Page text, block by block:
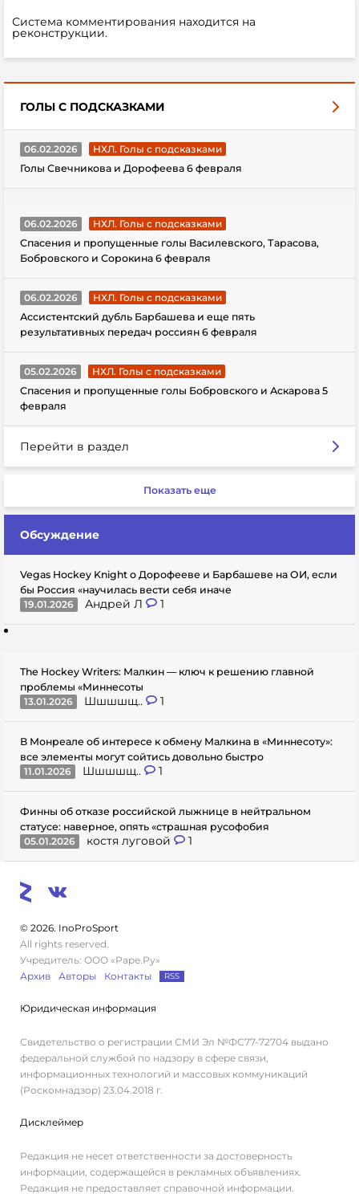
Система комментирования находится на
реконструкции.
ГОЛЫ С ПОДСКАЗКАМИ
06.02.2026
НХЛ. Голы с подсказками
Голы Свечникова и Дорофеева 6 февраля
06.02.2026
НХЛ. Голы с подсказками
Спасения и пропущенные голы Василевского, Тарасова,
Бобровского и Сорокина 6 февраля
06.02.2026
НХЛ. Голы с подсказками
Ассистентский дубль Барбашева и еще пять
результативных передач россиян 6 февраля
05.02.2026
НХЛ. Голы с подсказками
Спасения и пропущенные голы Бобровского и Аскарова 5
февраля
Перейти в раздел
Показать еще
Обсуждение
Vegas Hockey Knight о Дорофееве и Барбашеве на ОИ, если
бы Россия «научилась вести себя иначе
19.01.2026
Андрей Л 1
The Hockey Writers: Малкин — ключ к решению главной
проблемы «Миннесоты
13.01.2026
Шшшшщ.. 1
В Монреале об интересе к обмену Малкина в «Миннесоту»:
все элементы могут сойтись довольно быстро
11.01.2026
Шшшшщ.. 1
Финны об отказе российской лыжнице в нейтральном
статусе: наверное, опять «страшная русофобия
05.01.2026
костя луговой 1
© 2026. InoProSport
All rights reserved.
Учредитель: ООО «Раре.Ру»
Архив
Авторы Контакты RSS
Юридическая информация
Свидетельство о регистрации СМИ Эл №ФС77-72704 выдано
федеральной службой по надзору в сфере связи,
информационных технологий и массовых коммуникаций
(Роскомнадзор) 23.04.2018 г.
Дисклеймер
Редакция не несет ответственности за достоверность
информации, содержащейся в рекламных объявлениях.
Редакция не предоставляет справочной информации.